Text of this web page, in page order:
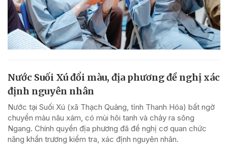
Nước Suối Xú đổi màu, địa phương đề nghị xác
định nguyên nhân
Nước tại Suối Xú (xã Thạch Quảng, tỉnh Thanh Hóa) bất ngờ
chuyển màu nâu xám, có mùi hôi tanh và chảy ra sông
Ngang. Chính quyền địa phương đã đề nghị cơ quan chức
năng khẩn trương kiểm tra, xác định nguyên nhân.